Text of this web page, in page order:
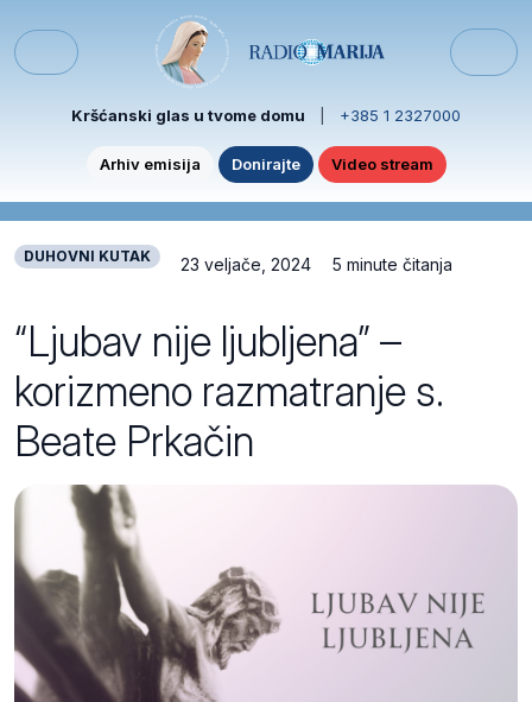
Menu
Kršćanski glas u tvome domu +385 1 2327000
Arhiv emisija Donirajte Video stream
DUHOVNI KUTAK 23 veljače, 2024 5 minute čitanja
“Ljubav nije ljubljena” –
korizmeno razmatranje s.
Beate Prkačin